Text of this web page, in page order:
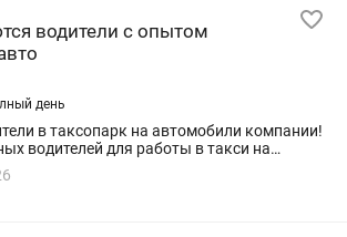
водители с опытом
день
в таксопарк на автомобили компании!
водителей для работы в такси на
50/50 ✅...